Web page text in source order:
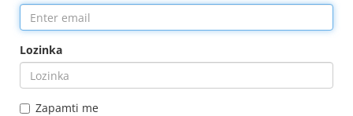
Lozinka
Zapamti me